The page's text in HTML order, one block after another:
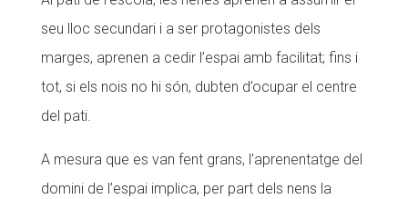
seu lloc secundari i a ser protagonistes dels
marges, aprenen a cedir l’espai amb facilitat; fins i
tot, si els nois no hi són, dubten d’ocupar el centre
del pati.
A mesura que es van fent grans, l’aprenentatge del
domini de l’espai implica, per part dels nens la